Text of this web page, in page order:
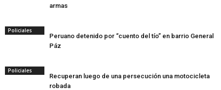
armas
Policiales
Peruano detenido por “cuento del tío” en barrio General
Páz
Policiales
Recuperan luego de una persecución una motocicleta
robada